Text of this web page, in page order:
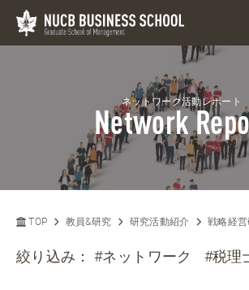
ネットワーク活動レポート
Network
TOP 教員&研究 研究活動紹介 戦略経
絞り込み：#ネットワーク #税理